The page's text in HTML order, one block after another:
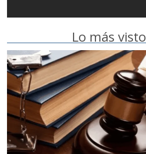
Lo más visto